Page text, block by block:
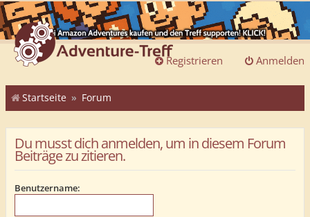
Anmelden
Registrieren
Startseite Forum
Du musst dich anmelden, um in diesem Forum
Beiträge zu zitieren.
Benutzername: